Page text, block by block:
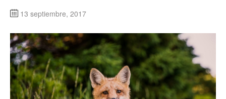
13 septiembre, 2017